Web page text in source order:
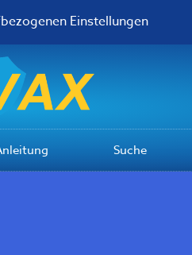
Einstellungen
Suche